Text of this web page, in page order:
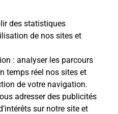
des statistiques
de nos sites et
: analyser les parcours
temps réel nos sites et
de votre navigation.
adresser des publicités
sur notre site et